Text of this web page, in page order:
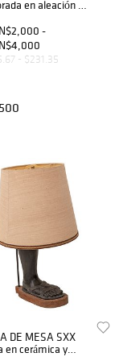
en aleación de
cristal cortado.
con
-
- $231.35
DE MESA SXX
en cerámica y